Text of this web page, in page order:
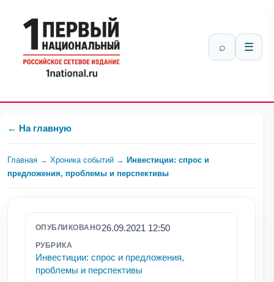
⌕ ☰
← На главную
Главная → Хроника событий → Инвестиции: спрос и
предложения, проблемы и перспективы
ОПУБЛИКОВАНО26.09.2021 12:50
РУБРИКА
Инвестиции: спрос и предложения,
проблемы и перспективы